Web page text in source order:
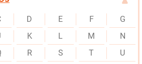
D E F
G
K L M
N
R S T
U